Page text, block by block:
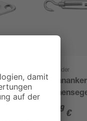
40 x
Schneider
99 €